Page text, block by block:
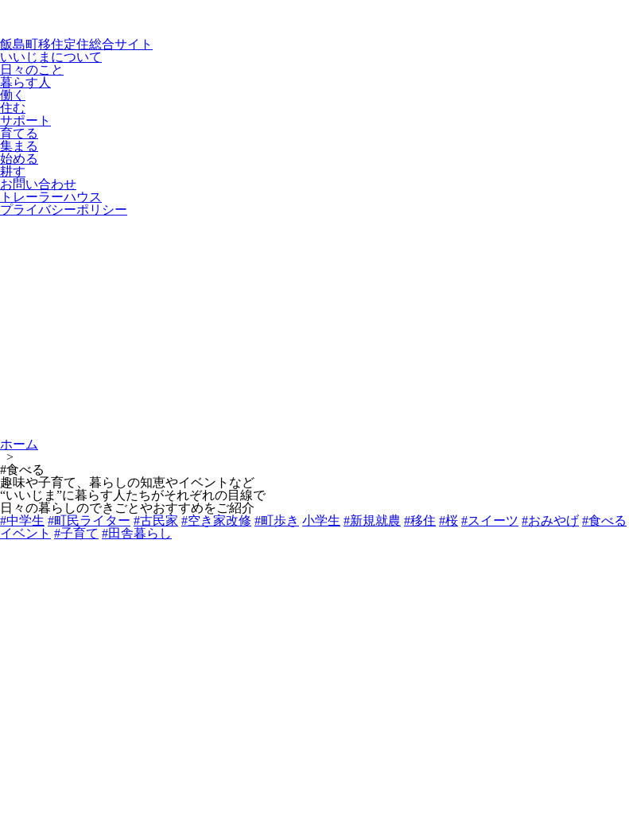
飯島町移住定住総合サイト
いいじまについて
日々のこと
暮らす人
働く
住む
サポート
育てる
集まる
始める
耕す
お問い合わせ
トレーラーハウス
プライバシーポリシー
ホーム
>
#食べる
趣味や子育て、暮らしの知恵やイベントなど
“いいじま”に暮らす人たちがそれぞれの目線で
日々の暮らしのできごとやおすすめをご紹介
#中学生 #町民ライター #古民家 #空き家改修 #町歩き 小学生 #新規就農 #移住 #桜 #スイーツ #おみやげ #食べる
イベント #子育て #田舎暮らし